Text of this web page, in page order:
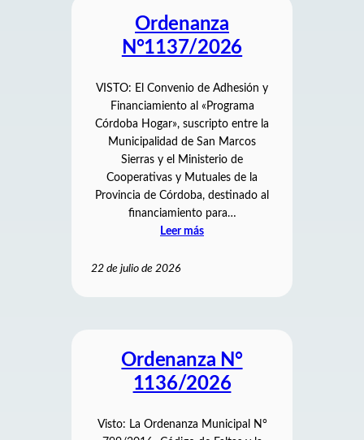
Ordenanza
N°1137/2026
VISTO: El Convenio de Adhesión y
Financiamiento al «Programa
Córdoba Hogar», suscripto entre la
Municipalidad de San Marcos
Sierras y el Ministerio de
Cooperativas y Mutuales de la
Provincia de Córdoba, destinado al
financiamiento para…
Leer más
22 de julio de 2026
Ordenanza N°
1136/2026
Visto: La Ordenanza Municipal N°